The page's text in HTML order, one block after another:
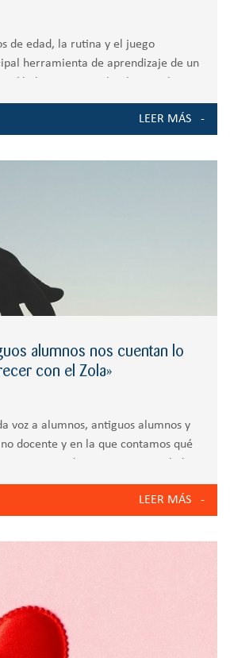
de edad, la rutina y el juego
herramienta de aprendizaje de un
y en inglés. Para la enseñanza
LEER MÁS
alumnos nos cuentan lo
con el Zola»
voz a alumnos, antiguos alumnos y
docente y en la que contamos qué
solicitar información personalizada
LEER MÁS